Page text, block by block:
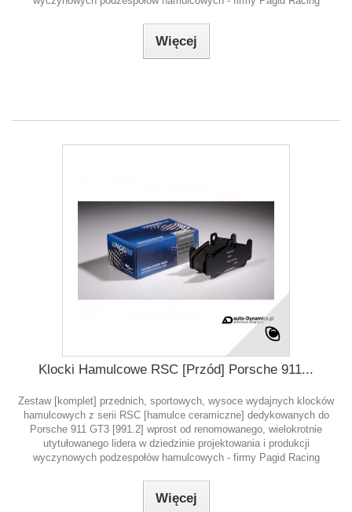
Więcej
Klocki Hamulcowe RSC [Przód] Porsche 911...
Zestaw [komplet] przednich, sportowych, wysoce wydajnych klocków
hamulcowych z serii RSC [hamulce ceramiczne] dedykowanych do
Porsche 911 GT3 [991.2] wprost od renomowanego, wielokrotnie
utytułowanego lidera w dziedzinie projektowania i produkcji
wyczynowych podzespołów hamulcowych - firmy Pagid Racing
Więcej